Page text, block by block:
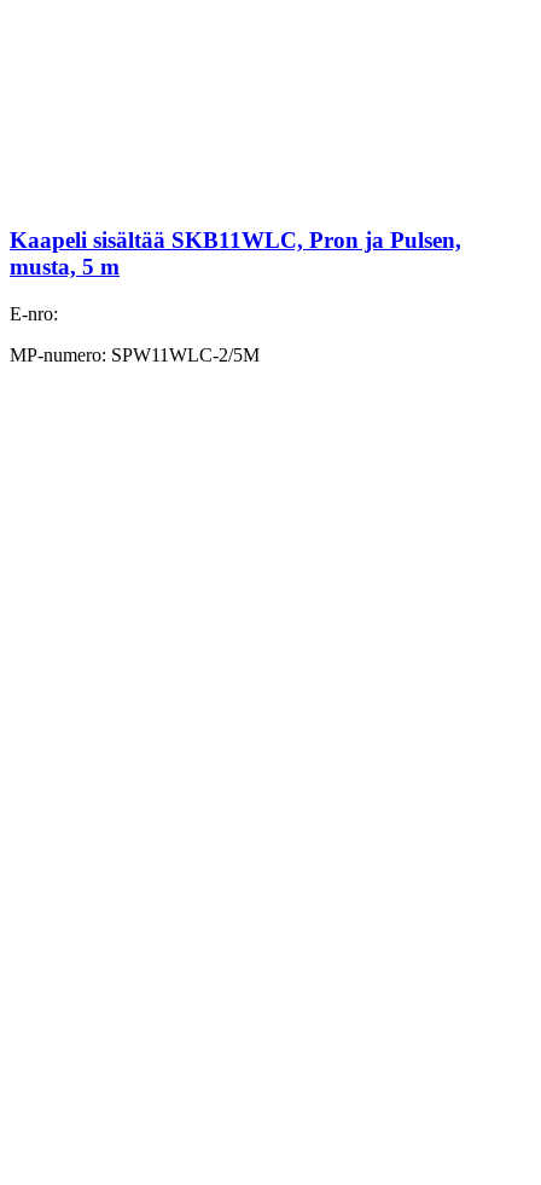
Kaapeli sisältää SKB11WLC, Pron ja Pulsen,
musta, 5 m
E-nro:
MP-numero: SPW11WLC-2/5M